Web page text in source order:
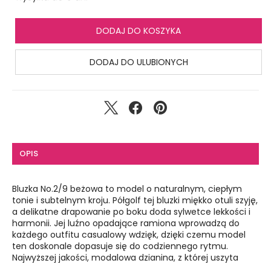
DODAJ DO KOSZYKA
DODAJ DO ULUBIONYCH
OPIS
Bluzka No.2/9 beżowa to model o naturalnym, ciepłym
tonie i subtelnym kroju. Półgolf tej bluzki miękko otuli szyję,
a delikatne drapowanie po boku doda sylwetce lekkości i
harmonii. Jej luźno opadające ramiona wprowadzą do
każdego outfitu casualowy wdzięk, dzięki czemu model
ten doskonale dopasuje się do codziennego rytmu.
Najwyższej jakości, modalowa dzianina, z której uszyta